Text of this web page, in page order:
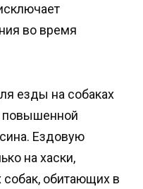
во время
езды на собаках
повышенной
Ездовую
на хаски,
собак, обитающих в